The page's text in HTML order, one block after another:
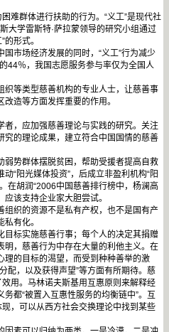
难群体进行扶助的行为。“义工”是现代社
大学雷斯特·萨拉蒙领导的研究小组通过
形式。
市场经济发展的同时，“义工”行为减少
44％，我国志愿服务参与率仅为全国人
等类型慈善机构的专业人士，让慈善事
造等方面发挥重要的作用。
，应加强慈善理论与实践的研究。关注
的理论成果，建立符合中国国情的慈善
势群体摆脱贫困，帮助受援者提高自救
“阳光媒体投资”，后成立非盈利机构“阳
在胡润“2006中国慈善排行榜中，杨澜高
该支持企业家大胆尝试。
织的资源不是私有产权，也不是国有产
有化。
标实施慈善行事；每个人的决定其捐赠
明，慈善行为中存在大量的利他主义。在
理的目标的渴望，而受到种种善举的激
配，以及获得声望”等方面有所期待。慈
用。马林诺夫斯基用互惠原则来解释经
都“被置入互惠性服务的均衡链中”。互
，可以从西方社会交换理论中找到某些